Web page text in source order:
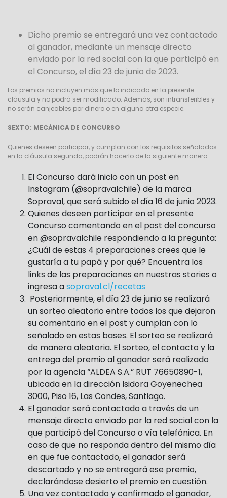
Dicho premio se entregará una vez contactado
al ganador, mediante un mensaje directo
enviado por la red social con la que participó en
el Concurso,el día 23 de junio de 2023.
Los premios no incluyen más que lo indicado en la presente
cláusula y no podrá ser modificado. Además, son intransferibles y
no serán canjeables por dinero o en alguna otra especie.
SEXTO: MECÁNICA DE CONCURSO
Quienes deseen participar, y cumplan con los requisitos señalados
en la cláusula segunda, podrán hacerlo de la siguiente manera:
El Concurso dará inicio con un post en
Instagram (@sopravalchile) de la marca
Sopraval, que será subido el día 16 de junio 2023.
Quienes deseen participar en el presente
Concurso comentando en el post del concurso
en @sopravalchile respondiendo a la pregunta:
¿Cuál de estas 4 preparaciones crees que le
gustaría a tu papá y por qué? Encuentra los
links de las preparaciones en nuestras stories o
ingresa asopraval.cl/recetas
Posteriormente, el día23 de junio se realizará
un sorteo aleatorio entre todos los que dejaron
su comentario en el post y cumplan con lo
señalado en estas bases. El sorteo se realizará
de manera aleatoria. El sorteo, el contacto y la
entrega del premio al ganador será realizado
por la agencia “ALDEA S.A.” RUT 76650890-1,
ubicada en la dirección Isidora Goyenechea
3000, Piso 16, Las Condes, Santiago.
El ganador será contactado a través de un
mensaje directo enviado por la red social con la
que participó del Concurso o vía telefónica. En
caso de que no responda dentro del mismo día
en que fue contactado, el ganador será
descartado y no se entregará ese premio,
declarándose desierto el premio en cuestión.
Una vez contactado y confirmado el ganador,